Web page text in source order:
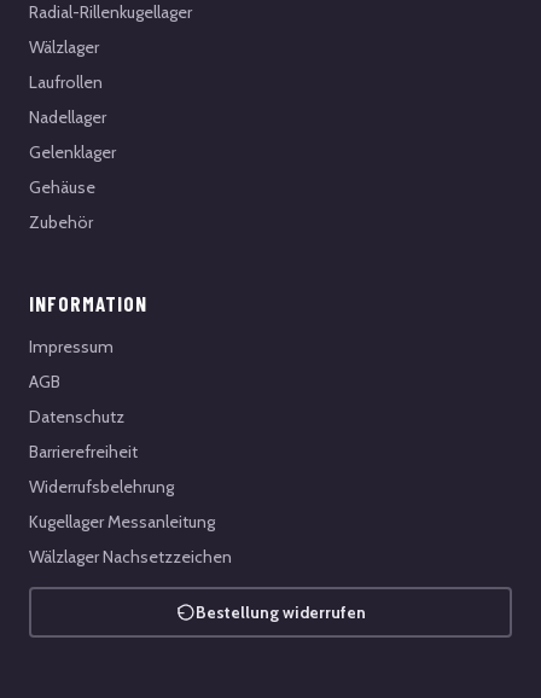
Radial-Rillenkugellager
Wälzlager
Laufrollen
Nadellager
Gelenklager
Gehäuse
Zubehör
INFORMATION
Impressum
AGB
Datenschutz
Barrierefreiheit
Widerrufsbelehrung
Kugellager Messanleitung
Wälzlager Nachsetzzeichen
Bestellung widerrufen